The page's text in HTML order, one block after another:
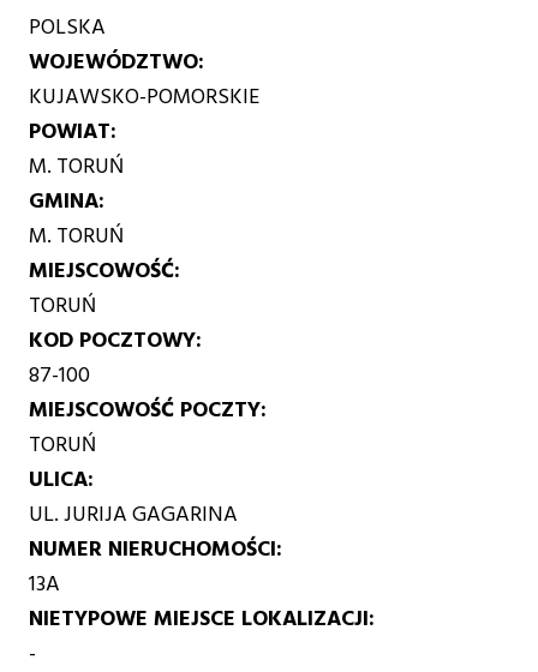
POLSKA
WOJEWÓDZTWO
KUJAWSKO-POMORSKIE
POWIAT
M. TORUŃ
GMINA
M. TORUŃ
MIEJSCOWOŚĆ
TORUŃ
KOD POCZTOWY
87-100
MIEJSCOWOŚĆ POCZTY
TORUŃ
ULICA
UL. JURIJA GAGARINA
NUMER NIERUCHOMOŚCI
13A
NIETYPOWE MIEJSCE LOKALIZACJI
-